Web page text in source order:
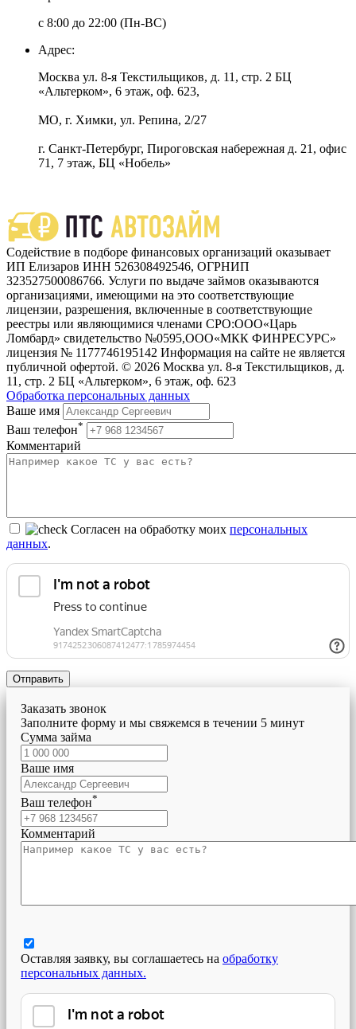
с 8:00 до 22:00 (Пн-ВС)
Адрес:
Москва ул. 8-я Текстильщиков, д. 11, стр. 2 БЦ
«Альтерком», 6 этаж, оф. 623,
МО, г. Химки, ул. Репина, 2/27
г. Санкт-Петербург, Пироговская набережная д. 21, офис
71, 7 этаж, БЦ «Нобель»
Содействие в подборе финансовых организаций оказывает
ИП Елизаров ИНН 526308492546, ОГРНИП
323527500086766. Услуги по выдаче займов оказываются
организациями, имеющими на это соответствующие
лицензии, разрешения, включенные в соответствующие
реестры или являющимися членами СРО:ООО«Царь
Ломбард» свидетельство №0595,ООО«МКК ФИНРЕСУРС»
лицензия № 1177746195142 Информация на сайте не является
публичной офертой. © 2026 Москва ул. 8-я Текстильщиков, д.
11, стр. 2 БЦ «Альтерком», 6 этаж, оф. 623
Обработка персональных данных
Ваше имя
Ваш телефон*
Комментарий
Согласен на обработку моих персональных
данных.
Отправить
Заказать звонок
Заполните форму и мы свяжемся в течении 5 минут
Сумма займа
Ваше имя
Ваш телефон*
Комментарий
Оставляя заявку, вы соглашаетесь на обработку
персональных данных.